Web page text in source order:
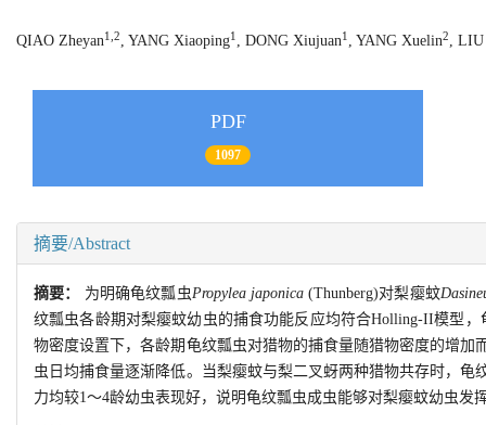
QIAO Zheyan1,2 , YANG Xiaoping1 , DONG Xiujuan1 , YANG Xuelin2 ,
PDF
1097
摘要/Abstract
摘要： 为明确龟纹瓢虫Propylea japonica(Thunberg)对梨瘿蚊
纹瓢虫各龄期对梨瘿蚊幼虫的捕食功能反应均符合Holling-II模型，
物密度设置下，各龄期龟纹瓢虫对猎物的捕食量随猎物密度的增
虫日均捕食量逐渐降低。当梨瘿蚊与梨二叉蚜两种猎物共存时，
力均较1～4龄幼虫表现好，说明龟纹瓢虫成虫能够对梨瘿蚊幼虫